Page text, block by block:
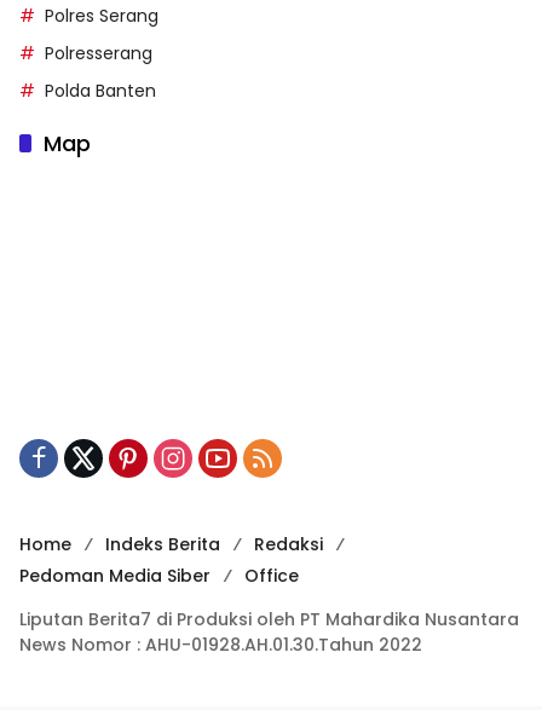
Polres Serang
Polresserang
Polda Banten
Map
Home Indeks Berita
Redaksi
Pedoman Media Siber
Office
Liputan Berita7 di Produksi oleh PT Mahardika Nusantara
News Nomor : AHU-01928.AH.01.30.Tahun 2022